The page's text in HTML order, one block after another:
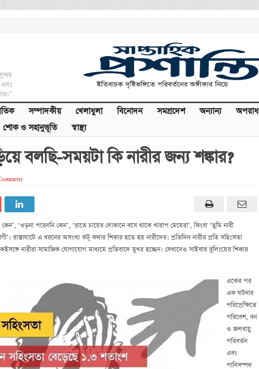
এবং
সম্পাদকীয় খেলাধুলা বিনোদন সমগ্রদেশ অন্যান্য অপরাধ
শোক ও সহানুভূতি স্বাস্থ্য
বলছি-সময়টা কি নারীর জন্য শঙ্কার?
কেন’, ‘ওড়না পরেননি কেন’, ‘রাতে চায়ের দোকানে বসে থাকে খারাপ মেয়েরা’, কিংবা ‘তুমি নারী
রাস্তাঘাটে এ ধরনের অসংখ্য কটূ কথার শিকার হতে হয় নারীদের। প্রতিদিন নারীর প্রতি সহিংসতা
নারীরা সামাজিক যোগাযোগ মাধ্যমে প্রতিবাদে মুখর হচ্ছেন। সেখানেও সাইবার বুলিংয়ের শিকার
একের পর
এক ঘটনার
পরিপ্রেক্ষিতে
পরিবেশ, বন
ও জলবায়ু
পরিবর্তন
এবং
পানিসম্পদ